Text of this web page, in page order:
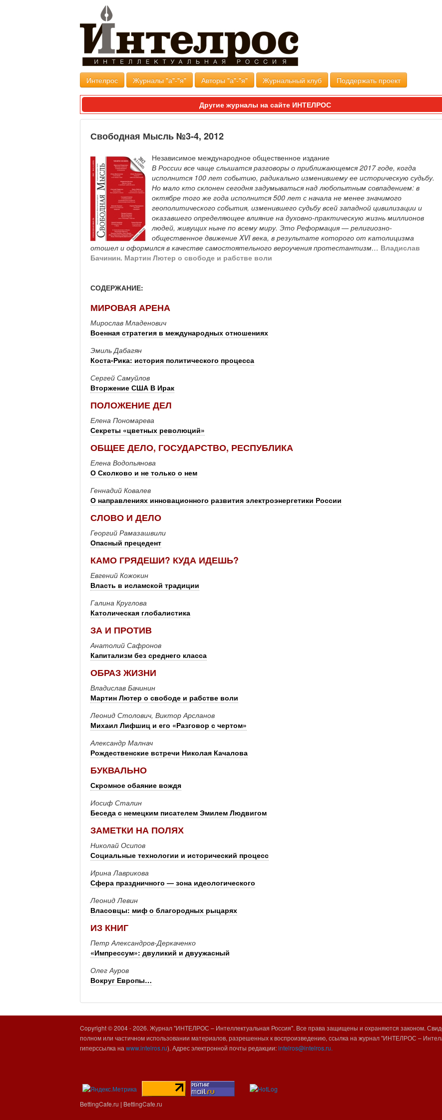
Интелрос Журналы "а"-"я" Авторы "а"-"я" Журнальный клуб Поддержать проект
Другие журналы на сайте ИНТЕЛРОС
Свободная Мысль №3-4, 2012
Независимое международное общественное издание
В России все чаще слышатся разговоры о приближающемся 2017 годе, когда
исполнится 100 лет событию, радикально изменившему ее историческую судьбу.
Но мало кто склонен сегодня задумываться над любопытным совпадением: в
октябре того же года исполнится 500 лет с начала не менее значимого
геополитического события, изменившего судьбу всей западной цивилизации и
оказавшего определяющее влияние на духовно-практическую жизнь миллионов
людей, живущих ныне по всему миру. Это Реформация — религиозно-
общественное движение XVI века, в результате которого от католицизма
отошел и оформился в качестве самостоятельного вероучения протестантизм… Владислав
Бачинин. Мартин Лютер о свободе и рабстве воли
СОДЕРЖАНИЕ:
МИРОВАЯ АРЕНА
Мирослав Младенович
Военная стратегия в международных отношениях
Эмиль Дабагян
Коста-Рика: история политического процесса
Сергей Самуйлов
Вторжение США В Ирак
ПОЛОЖЕНИЕ ДЕЛ
Елена Пономарева
Секреты «цветных революций»
ОБЩЕЕ ДЕЛО, ГОСУДАРСТВО, РЕСПУБЛИКА
Елена Водопьянова
О Сколково и не только о нем
Геннадий Ковалев
О направлениях инновационного развития электроэнергетики России
СЛОВО И ДЕЛО
Георгий Рамазашвили
Опасный прецедент
КАМО ГРЯДЕШИ? КУДА ИДЕШЬ?
Евгений Кожокин
Власть в исламской традиции
Галина Круглова
Католическая глобалистика
ЗА И ПРОТИВ
Анатолий Сафронов
Капитализм без среднего класса
ОБРАЗ ЖИЗНИ
Владислав Бачинин
Мартин Лютер о свободе и рабстве воли
Леонид Столович, Виктор Арсланов
Михаил Лифшиц и его «Разговор с чертом»
Александр Малнач
Рождественские встречи Николая Качалова
БУКВАЛЬНО
Скромное обаяние вождя
Иосиф Сталин
Беседа с немецким писателем Эмилем Людвигом
ЗАМЕТКИ НА ПОЛЯХ
Николай Осипов
Социальные технологии и исторический процесс
Ирина Лаврикова
Сфера праздничного — зона идеологического
Леонид Левин
Власовцы: миф о благородных рыцарях
ИЗ КНИГ
Петр Александров-Деркаченко
«Импрессум»: двуликий и двуужасный
Олег Ауров
Вокруг Европы…
Copyright © 2004 -2026. Журнал "ИНТЕЛРОС – Интеллектуальная Россия". Все права защищены и охраняются законом.
полном или частичном использовании материалов, разрешенных к воспроизведению, ссылка на журнал "ИНТЕЛРОС –
гиперссылка на www.intelros.ru). Адрес электронной почты редакции:intelros@intelros.ru.
BettingCafe.ru | BettingCafe.ru